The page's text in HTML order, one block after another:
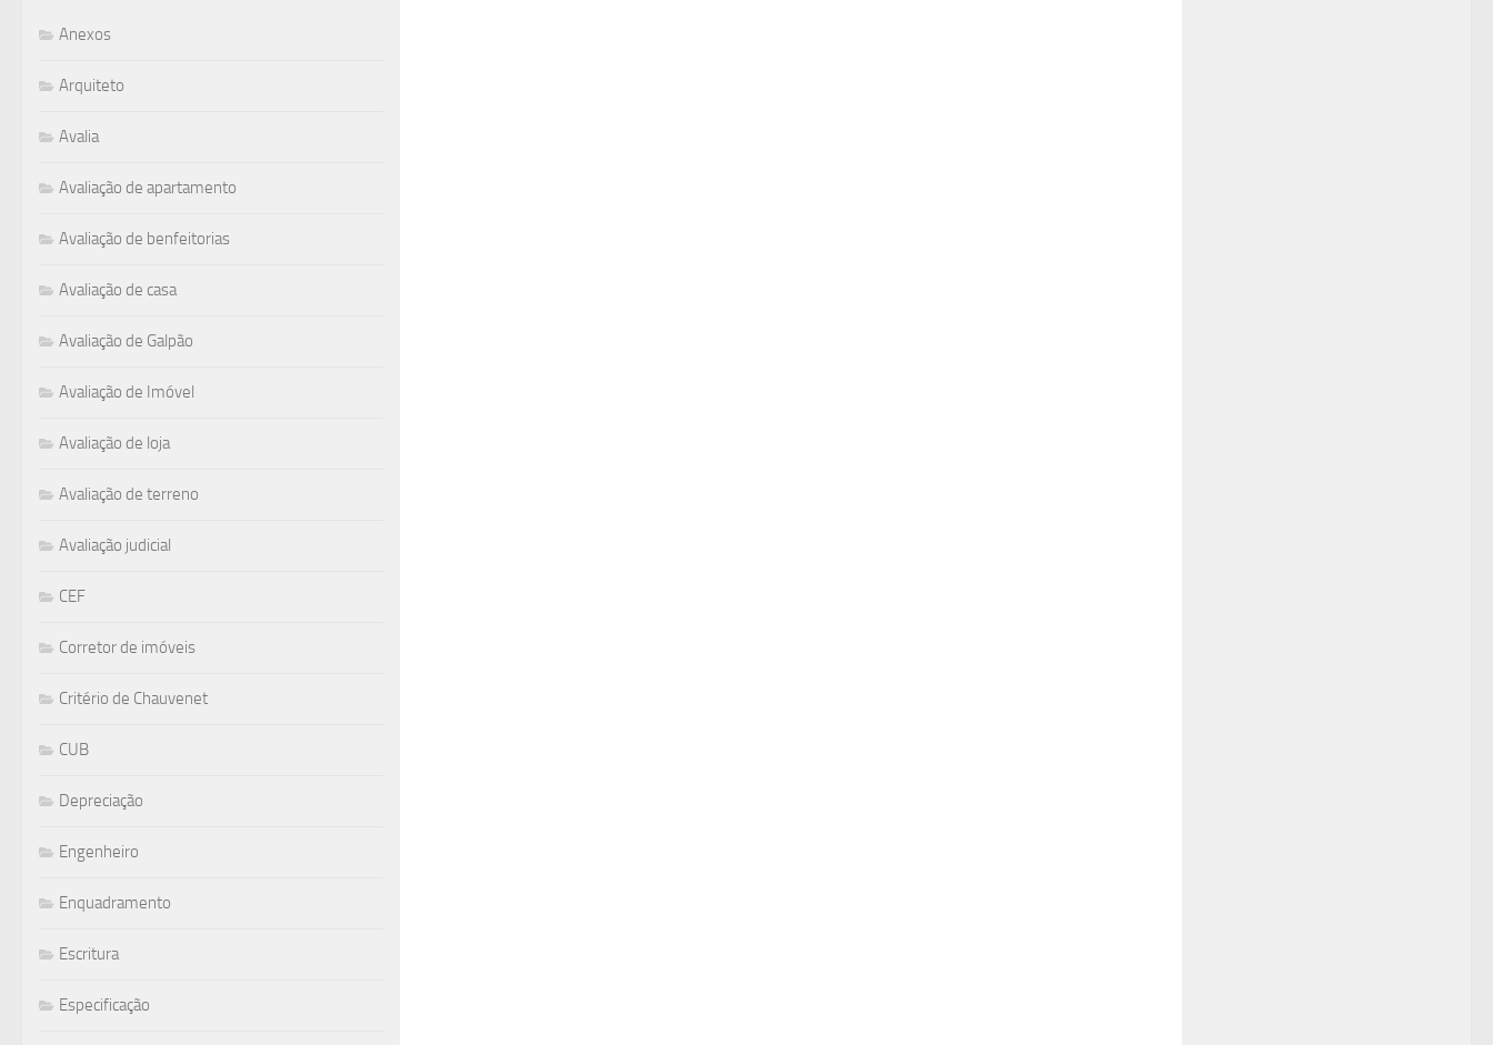
Anexos
Arquiteto
Avalia
Avaliação de apartamento
Avaliação de benfeitorias
Avaliação de casa
Avaliação de Galpão
Avaliação de Imóvel
Avaliação de loja
Avaliação de terreno
Avaliação judicial
CEF
Corretor de imóveis
Critério de Chauvenet
CUB
Depreciação
Engenheiro
Enquadramento
Escritura
Especificação